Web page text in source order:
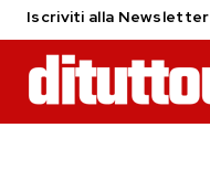
Iscriviti alla Newsletter